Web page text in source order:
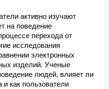
активно изучают
на поведение
перехода от
исследования
электронных
изделий. Ученые
людей, влияет ли
и как пользователи